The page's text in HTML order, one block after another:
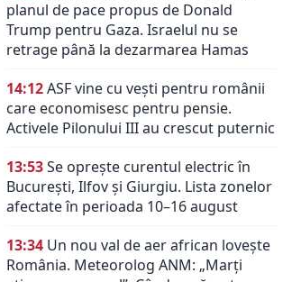
planul de pace propus de Donald
Trump pentru Gaza. Israelul nu se
retrage până la dezarmarea Hamas
14:12ASF vine cu vești pentru românii
care economisesc pentru pensie.
Activele Pilonului III au crescut puternic
13:53Se oprește curentul electric în
București, Ilfov și Giurgiu. Lista zonelor
afectate în perioada 10–16 august
13:34 Un nou val de aer african lovește
România. Meteorolog ANM: „Marți